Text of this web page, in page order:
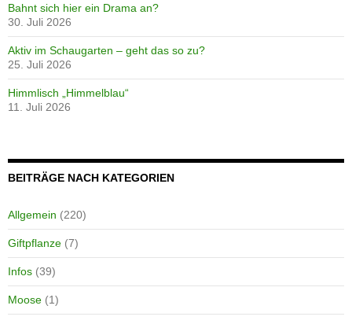
Bahnt sich hier ein Drama an?
30. Juli 2026
Aktiv im Schaugarten – geht das so zu?
25. Juli 2026
Himmlisch „Himmelblau“
11. Juli 2026
BEITRÄGE NACH KATEGORIEN
Allgemein (220)
Giftpflanze (7)
Infos (39)
Moose (1)